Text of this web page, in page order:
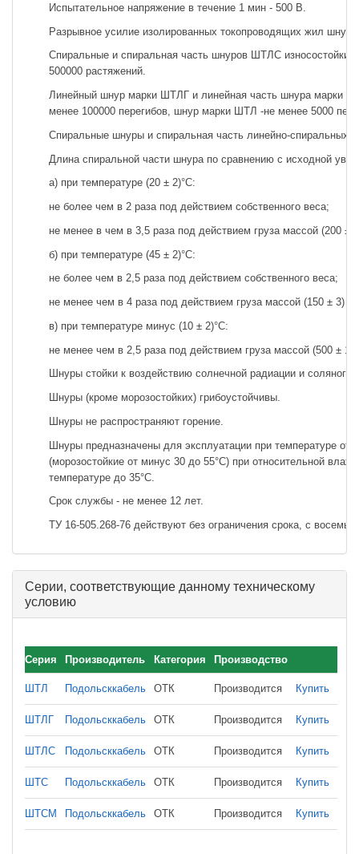
Испытательное напряжение в течение 1 мин - 500 В.
Разрывное усилие изолированных токопроводящих жил
Спиральные и спиральная часть шнуров ШТЛС
500000 растяжений.
Линейный шнур марки ШТЛГ и линейная часть шнура марки
менее 100000 перегибов, шнур марки ШТЛ -не менее 5000
Спиральные шнуры и спиральная часть линейно-спиральных
Длина спиральной части шнура по сравнению с исходной
а) при температуре (20 ± 2)°С:
не более чем в 2 раза под действием собственного веса;
не менее в чем в 3,5 раза под действием груза массой (200 ±
б) при температуре (45 ± 2)°С:
не более чем в 2,5 раза под действием собственного веса;
не менее чем в 4 раза под действием груза массой (150 ± 3) г;
в) при температуре минус (10 ± 2)°С:
не менее чем в 2,5 раза под действием груза массой (500 ± 12)
Шнуры стойки к воздействию солнечной радиации и соляного
Шнуры (кроме морозостойких) грибоустойчивы.
Шнуры не распространяют горение.
Шнуры предназначены для эксплуатации при температуре от
(морозостойкие от минус 30 до 55°С) при относительной
температуре до 35°С.
Срок службы - не менее 12 лет.
ТУ 16-505.268-76 действуют без ограничения срока, с
Серии, соответствующие данному техническому
условию
Серия Производитель Категория Производство
ШТЛ Подольсккабель ОТК Производится Купить
ШТЛГ Подольсккабель ОТК Производится Купить
ШТЛС Подольсккабель ОТК Производится Купить
ШТС Подольсккабель ОТК Производится Купить
ШТСМ Подольсккабель ОТК Производится Купить